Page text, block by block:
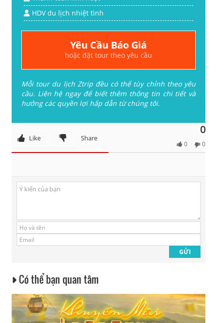
HDV du lịch nhiệt tình
Yêu Cầu Báo Giá
hoặc đặt tour theo yêu cầu
Mỗi tour du lịch Ztrip đều có thể tùy chỉnh theo yêu
cầu. Liên hệ ngay để biết thêm thông tin chi tiết và
hưởng các quyền lợi hấp dẫn từ chúng tôi.
Like Share
0
0
0
Có thể bạn quan tâm